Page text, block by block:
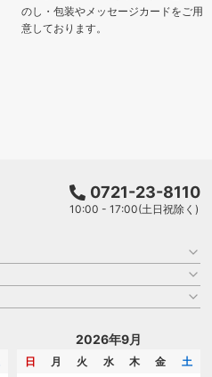
のし・包装やメッセージカードをご用
意しております。
0721-23-8110
10:00 - 17:00(土日祝除く)
2026年9月
日 月 火 水 木 金 土